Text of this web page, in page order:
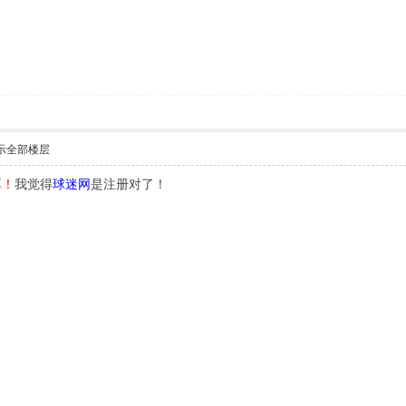
全部楼层
我觉得球迷网是注册对了！